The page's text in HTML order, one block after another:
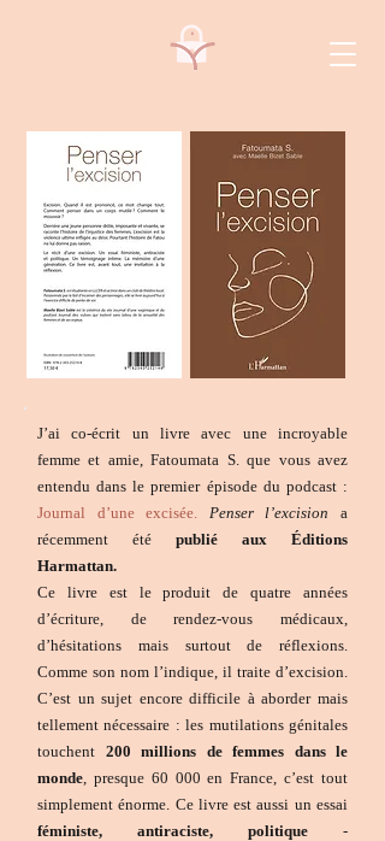
J’ai co-écrit un livre avec une incroyable
femme et amie, Fatoumata S. que vous avez
entendu dans le premier épisode du podcast :
Journal d’une excisée.
Penser l’excision a
récemment été publié aux Éditions
Harmattan.
Ce livre est le produit de quatre années
d’écriture, de rendez-vous médicaux,
d’hésitations mais surtout de réflexions.
Comme son nom l’indique, il traite d’excision.
C’est un sujet encore difficile à aborder mais
tellement nécessaire : les mutilations génitales
touchent 200 millions de femmes dans le
monde, presque 60 000 en France, c’est tout
simplement énorme. Ce livre est aussi un essai
féministe, antiraciste, politique -